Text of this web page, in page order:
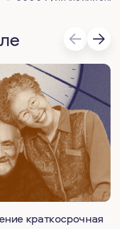
краткосрочная